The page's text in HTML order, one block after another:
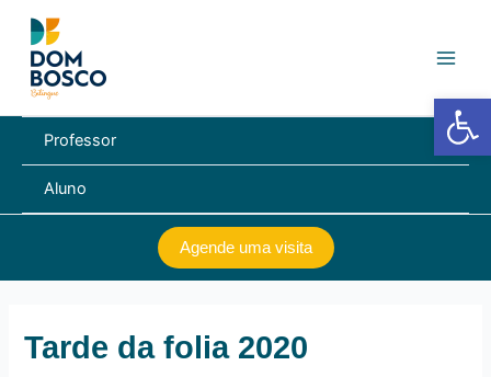
para
conteúdo
Professor
Aluno
Agende uma visita
Tarde da folia 2020
Post
Barra de